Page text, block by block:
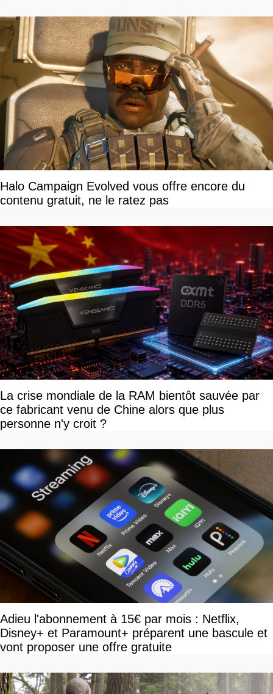
Halo Campaign Evolved vous offre encore du
contenu gratuit, ne le ratez pas
La crise mondiale de la RAM bientôt sauvée par
ce fabricant venu de Chine alors que plus
personne n'y croit ?
Adieu l'abonnement à 15€ par mois : Netflix,
Disney+ et Paramount+ préparent une bascule et
vont proposer une offre gratuite